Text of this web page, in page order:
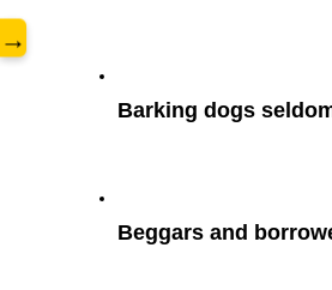
Barking dogs
Beggars and
→